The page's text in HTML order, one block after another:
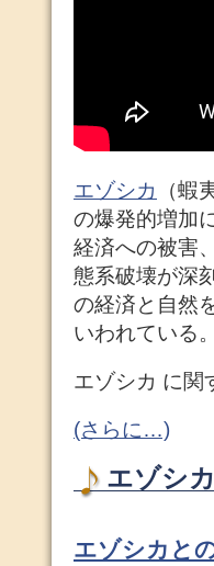
エゾシカ
（蝦
の爆発的増加
経済への被害
態系破壊が深
の経済と自然
いわれている
エゾシカ に関
(さらに…)
エゾシ
エゾシカと